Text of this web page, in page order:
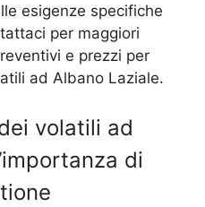
esigenze specifiche
per maggiori
e prezzi per
ad Albano Laziale.
volatili ad
di